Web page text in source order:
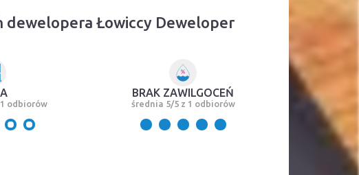
dewelopera Łowiccy Deweloper
odbiorów
BRAK ZAWILGOCEŃ
średnia 5/5 z 1 odbiorów